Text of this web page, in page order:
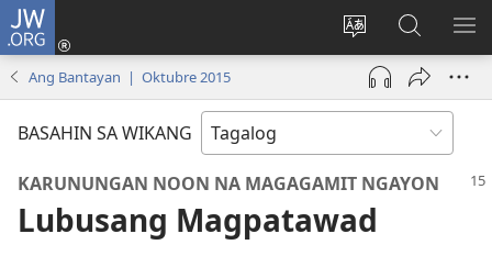
JW.ORG
Baguhin
ang
wika
ng
Mag-
log
bubukas
bagong
window)
sa
JW.ORG
Ang Bantayan | Oktubre 2015
BASAHIN SA WIKANG
KARUNUNGAN NOON NA MAGAGAMIT NGAYON
Lubusang Magpatawad